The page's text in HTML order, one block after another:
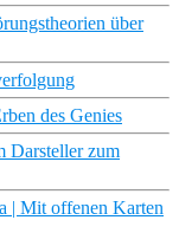
über
des Genies
Darsteller zum
| Mit offenen Karten